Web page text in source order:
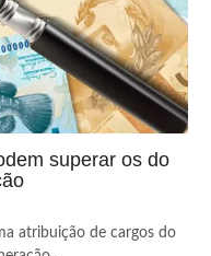
superar os do
atribuição de cargos do